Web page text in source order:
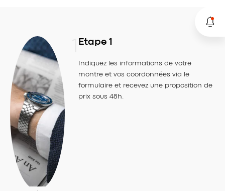
La montre Les photos Mes infos
Etape 1
Indiquez les informations de votre
montre et vos coordonnées via le
formulaire et recevez une proposition de
prix sous 48h.